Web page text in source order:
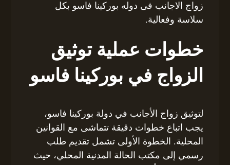
زواج الاجانب فى دوله بوركينا فاسو بكل
سلاسة وفعالية.
خطوات عملية توثيق
الزواج في بوركينا فاسو
لتوثيق زواج الأجانب في دولة بوركينا فاسو،
يجب اتباع خطوات دقيقة تتماشى مع القوانين
المحلية. الخطوة الأولى تشمل تقديم طلب
رسمي إلى مكتب الحالة المدنية المحلي، حيث